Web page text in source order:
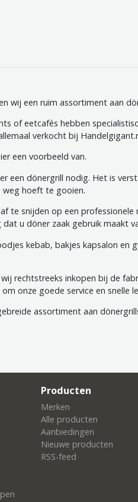
wij een ruim assortiment aan
of eetcafés hebben
verkocht bij
een voorbeeld van.
een dönergrill nodig. Het is
weg hoeft te gooien.
te snijden op een
u döner zaak gebruik maakt
kebab, bakjes kapsalon en
rechtstreeks inkopen bij de
onze goede service en snelle
assortiment aan
Producten
Merken
Alle producten
Aanbiedingen
Nieuwe producten
RSS-feed